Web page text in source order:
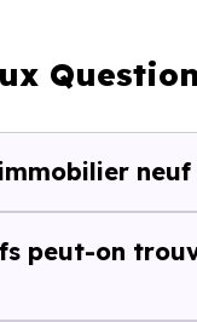
varient selon la
Notre moteur
Seine (92200)
de
peut-on